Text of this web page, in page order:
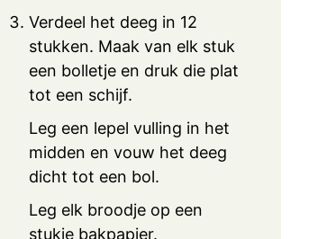
Verdeel het deeg in 12
stukken. Maak van elk stuk
een bolletje en druk die plat
tot een schijf.
Leg een lepel vulling in het
midden en vouw het deeg
dicht tot een bol.
Leg elk broodje op een
stukje bakpapier.